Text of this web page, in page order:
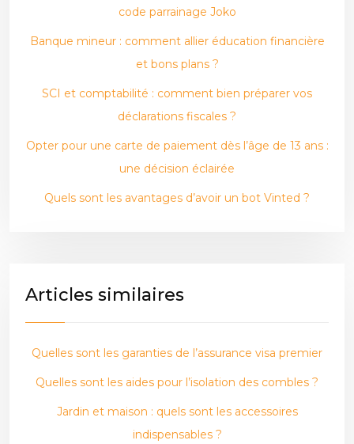
code parrainage Joko
Banque mineur : comment allier éducation financière
et bons plans ?
SCI et comptabilité : comment bien préparer vos
déclarations fiscales ?
Opter pour une carte de paiement dès l’âge de 13 ans :
une décision éclairée
Quels sont les avantages d’avoir un bot Vinted ?
Articles similaires
Quelles sont les garanties de l’assurance visa premier
Quelles sont les aides pour l’isolation des combles ?
Jardin et maison : quels sont les accessoires
indispensables ?